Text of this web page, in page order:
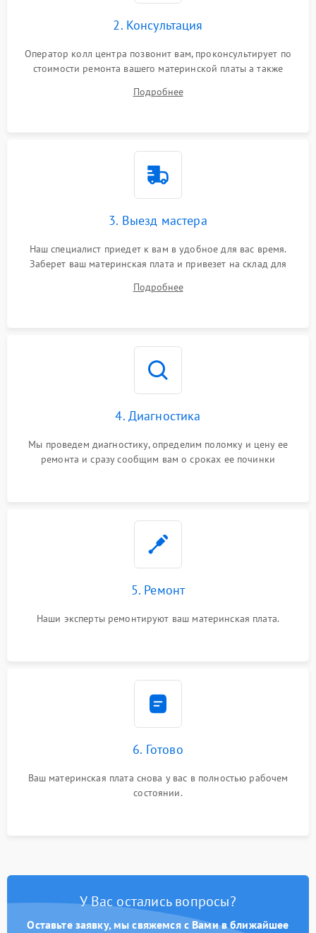
2. Консультация
Оператор колл центра позвонит вам, проконсультирует по
стоимости ремонта вашего материнской платы а также
Подробнее
3. Выезд мастера
Наш специалист приедет к вам в удобное для вас время.
Заберет ваш материнская плата и привезет на склад для
Подробнее
4. Диагностика
Мы проведем диагностику, определим поломку и цену ее
ремонта и сразу сообщим вам о сроках ее починки
5. Ремонт
Наши эксперты ремонтируют ваш материнская плата.
6. Готово
Ваш материнская плата снова у вас в полностью рабочем
состоянии.
У Вас остались вопросы?
Оставьте заявку, мы свяжемся с Вами в ближайшее